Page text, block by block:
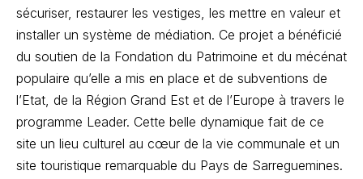
sécuriser, restaurer les vestiges, les mettre en valeur et
installer un système de médiation. Ce projet a bénéficié
du soutien de la Fondation du Patrimoine et du mécénat
populaire qu’elle a mis en place et de subventions de
l’Etat, de la Région Grand Est et de l’Europe à travers le
programme Leader. Cette belle dynamique fait de ce
site un lieu culturel au cœur de la vie communale et un
site touristique remarquable du Pays de Sarreguemines.